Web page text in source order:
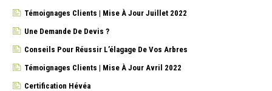
Témoignages Clients | Mise À Jour Juillet 2022
Une Demande De Devis ?
Conseils Pour Réussir L’élagage De Vos Arbres
Témoignages Clients | Mise À Jour Avril 2022
Certification Hévéa